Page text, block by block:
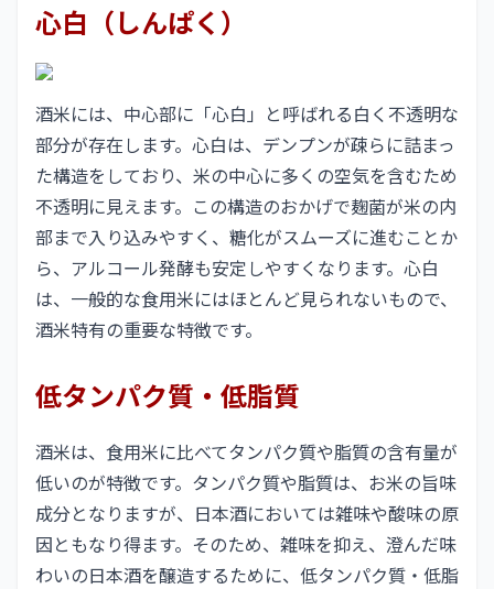
心白（しんぱく）
酒米には、中心部に「心白」と呼ばれる白く不透明な
部分が存在します。心白は、デンプンが疎らに詰まっ
た構造をしており、米の中心に多くの空気を含むため
不透明に見えます。この構造のおかげで麹菌が米の内
部まで入り込みやすく、糖化がスムーズに進むことか
ら、アルコール発酵も安定しやすくなります。心白
は、一般的な食用米にはほとんど見られないもので、
酒米特有の重要な特徴です。
低タンパク質・低脂質
酒米は、食用米に比べてタンパク質や脂質の含有量が
低いのが特徴です。タンパク質や脂質は、お米の旨味
成分となりますが、日本酒においては雑味や酸味の原
因ともなり得ます。そのため、雑味を抑え、澄んだ味
わいの日本酒を醸造するために、低タンパク質・低脂